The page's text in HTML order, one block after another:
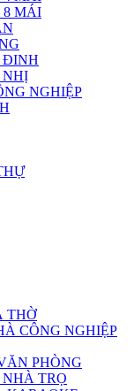
8 MÁI
ĐINH
NHỊ
NGHIỆP
THỜ
CÔNG NGHIỆP
PHÒNG
TRỌ